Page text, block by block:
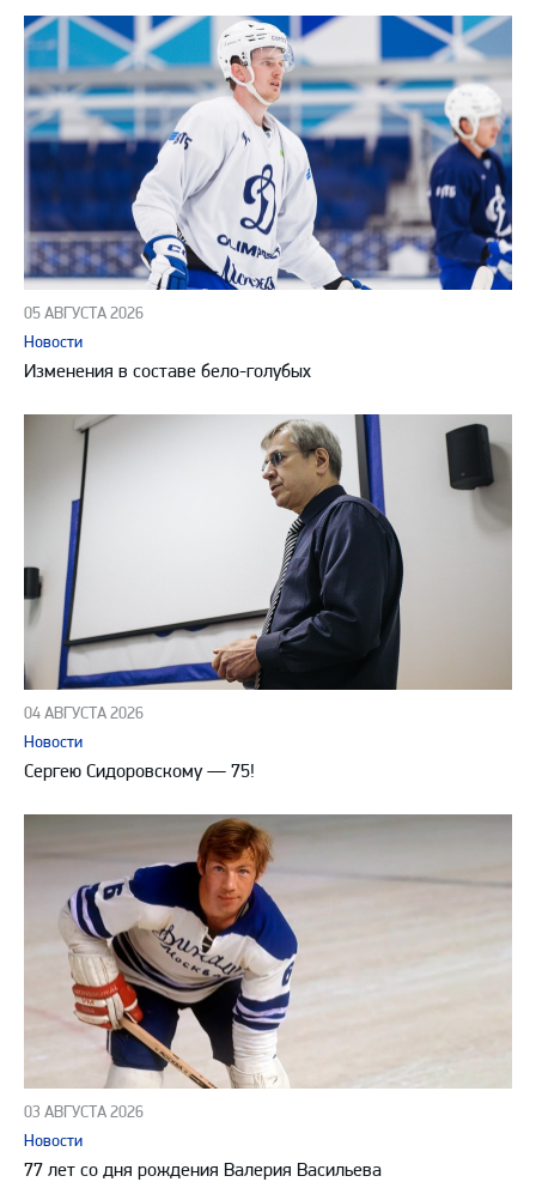
05 АВГУСТА 2026
Новости
Изменения в составе бело-голубых
04 АВГУСТА 2026
Новости
Сергею Сидоровскому — 75!
03 АВГУСТА 2026
Новости
77 лет со дня рождения Валерия Васильева